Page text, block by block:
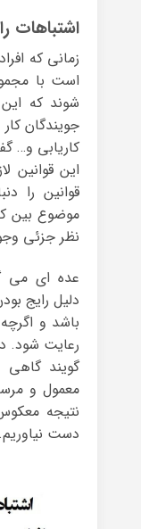
اشتباهات
زمانی که
است با
شوند که
جویندگان
کاریابی و…
این قوانین
قوانین را
موضوع بین
نظر جزئی
عده ای می
دلیل رایج
باشد و
رعایت شود.
گویند گاهی
معمول و
نتیجه
دست نیاوریم.